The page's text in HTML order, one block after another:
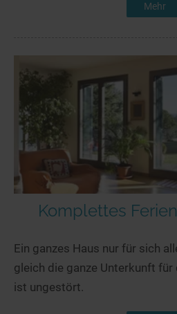
Mehr
Komplettes
Ein ganzes Haus nur für sich
gleich die ganze Unterkunft für
ist ungestört.